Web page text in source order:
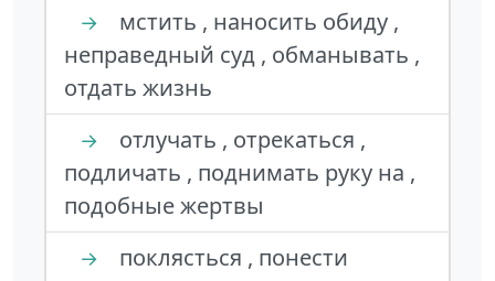
→
мстить , наносить обиду ,
неправедный суд , обманывать ,
отдать жизнь
→
отлучать , отрекаться ,
подличать , поднимать руку на ,
подобные жертвы
→
поклясться , понести